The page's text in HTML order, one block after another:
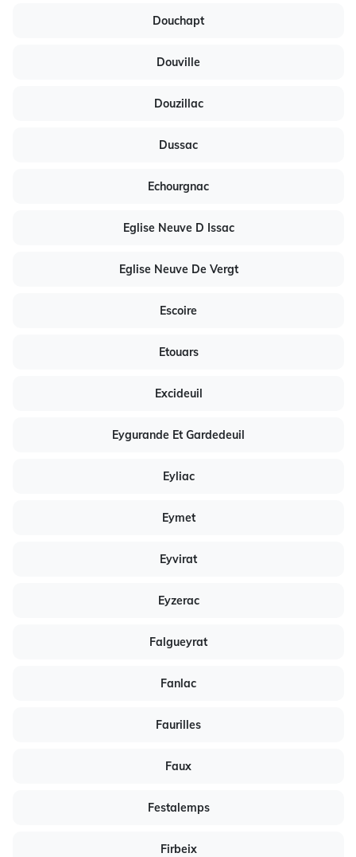
Douchapt
Douville
Douzillac
Dussac
Echourgnac
Eglise Neuve D Issac
Eglise Neuve De Vergt
Escoire
Etouars
Excideuil
Eygurande Et Gardedeuil
Eyliac
Eymet
Eyvirat
Eyzerac
Falgueyrat
Fanlac
Faurilles
Faux
Festalemps
Firbeix